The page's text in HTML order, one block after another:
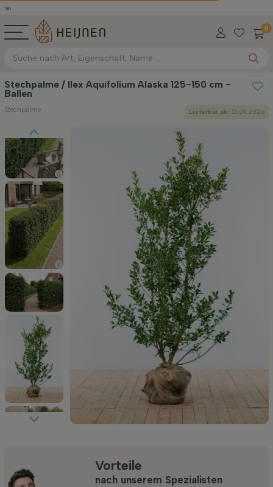
0
Stechpalme / Ilex Aquifolium Alaska 125-150 cm -
Ballen
Stechpalme Lieferbar ab: 21.09.2026
Vorteile
nach unserem Spezialisten